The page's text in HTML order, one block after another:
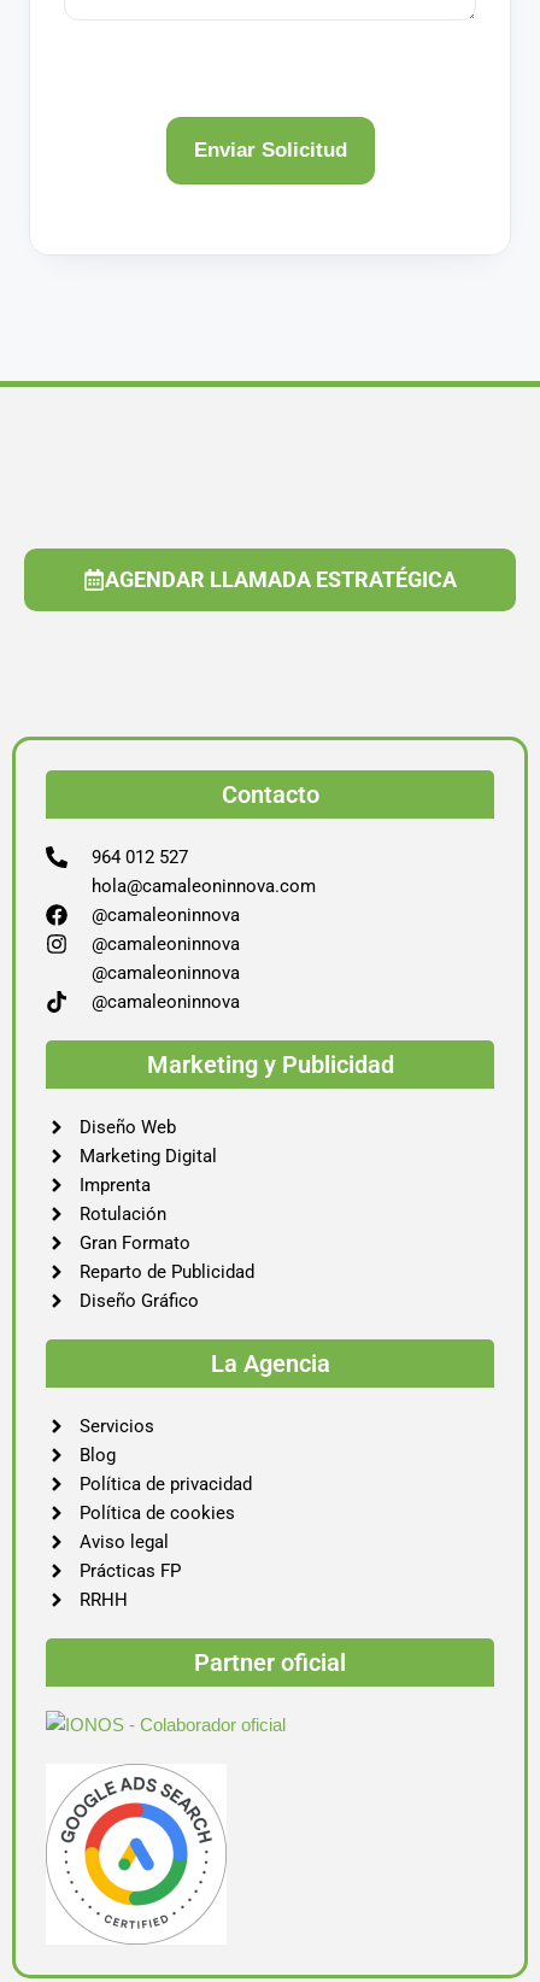
AGENDAR LLAMADA ESTRATÉGICA
Contacto
964 012 527
hola@camaleoninnova.com
@camaleoninnova
@camaleoninnova
@camaleoninnova
@camaleoninnova
Marketing y Publicidad
Diseño Web
Marketing Digital
Imprenta
Rotulación
Gran Formato
Reparto de Publicidad
Diseño Gráfico
La Agencia
Servicios
Blog
Política de privacidad
Política de cookies
Aviso legal
Prácticas FP
RRHH
Partner oficial